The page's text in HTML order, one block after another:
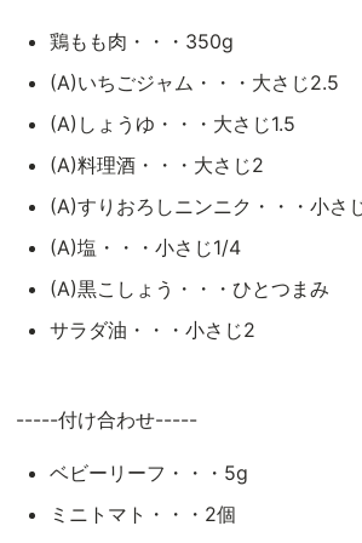
鶏もも肉・・・350g
(A)いちごジャム・・・大さじ2.5
(A)しょうゆ・・・大さじ1.5
(A)料理酒・・・大さじ2
(A)すりおろしニンニク・・・小さ
(A)塩・・・小さじ1/4
(A)黒こしょう・・・ひとつまみ
サラダ油・・・小さじ2
-----付け合わせ-----
ベビーリーフ・・・5g
ミニトマト・・・2個